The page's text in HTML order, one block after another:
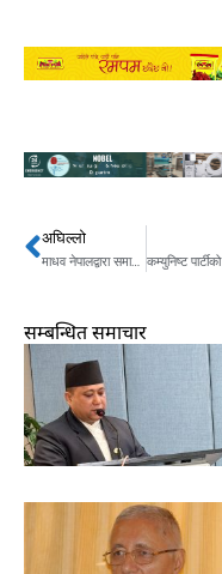
Prev
अघिल्लो
माधव नेपालद्वारा समानान्तर कमिटी गठन, कसलाई कस्तो जिम्मेवारी ?
सम्बन्धित समाचार